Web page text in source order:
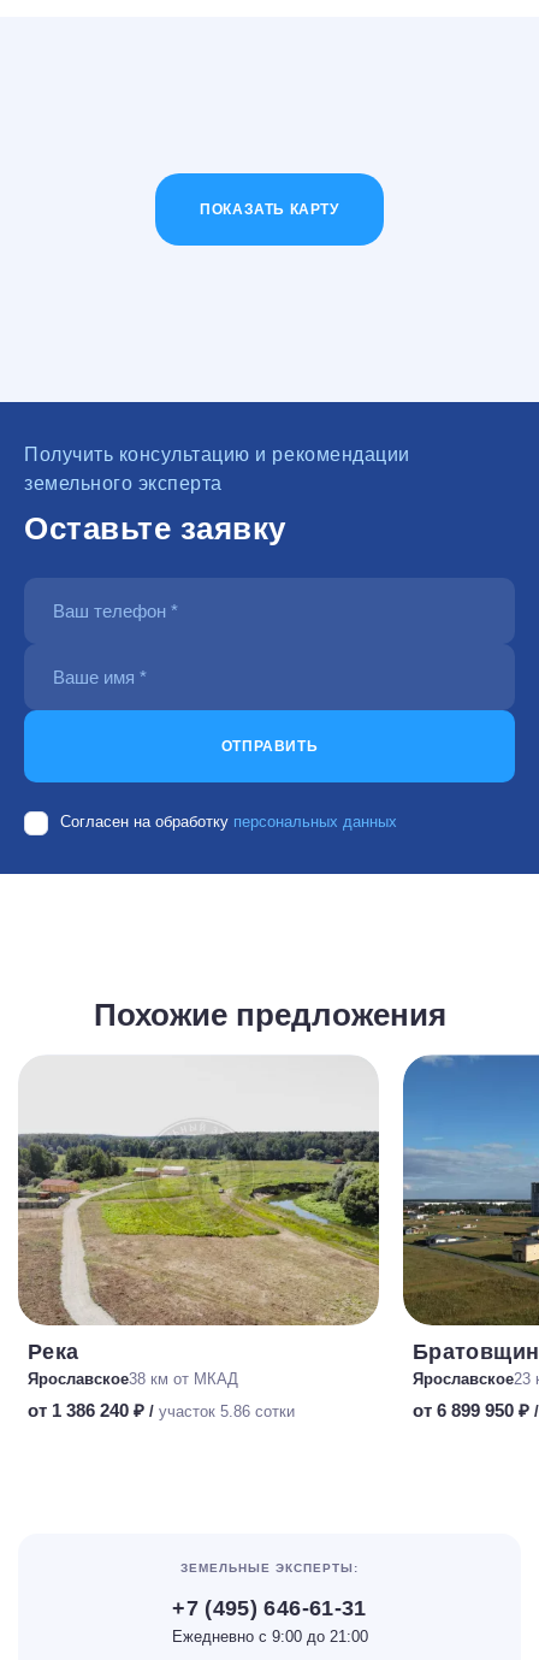
ПОКАЗАТЬ КАРТУ
Получить консультацию и рекомендации
земельного эксперта
Оставьте заявку
ОТПРАВИТЬ
Согласен на обработку персональных данных
Похожие предложения
Река
Ярославское38 км от МКАД
от 1 386 240 ₽ / участок 5.86 сотки
Ярославское23
от 6 899 950 ₽
ЗЕМЕЛЬНЫЕ ЭКСПЕРТЫ:
+7 (495) 646-61-31
Ежедневно с 9:00 до 21:00